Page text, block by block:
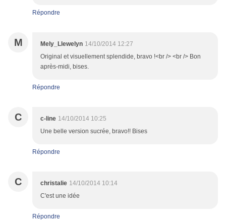
Répondre
M Mely_Llewelyn 14/10/2014 12:27
Original et visuellement splendide, bravo !<br /> <br /> Bon
après-midi, bises.
Répondre
C c-line 14/10/2014 10:25
Une belle version sucrée, bravo!! Bises
Répondre
C christalie 14/10/2014 10:14
C'est une idée
Répondre